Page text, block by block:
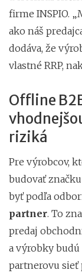
firme INSPIO.
ako náš
dodáva, že
vlastné RRP,
Offline
riziká
Pre výrobcov,
budovať
byť podľa
partner. To
predaj
a výrobky budú
partnerovu sieť